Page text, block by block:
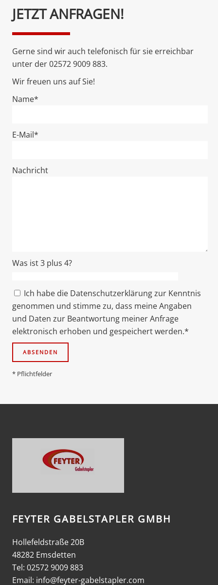
Bitte
lasse
dieses
leer.
JETZT ANFRAGEN!
Gerne sind wir auch telefonisch für sie erreichbar
unter der 02572 9009 883.
Wir freuen uns auf Sie!
Name*
E-Mail*
Nachricht
Was ist 3 plus 4?
Ich habe die Datenschutzerklärung zur Kenntnis
genommen und stimme zu, dass meine Angaben
und Daten zur Beantwortung meiner Anfrage
elektronisch erhoben und gespeichert werden.*
* Pflichtfelder
FEYTER GABELSTAPLER GMBH
Hollefeldstraße 20B
48282 Emsdetten
Tel: 02572 9009 883
Email: info@feyter-gabelstapler.com